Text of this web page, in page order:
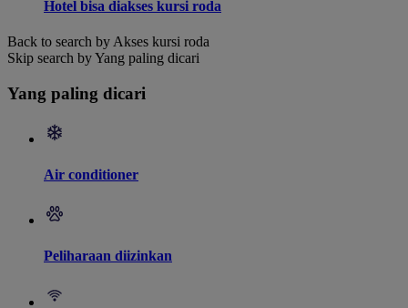
Hotel bisa diakses kursi roda
Back to search by Akses kursi roda
Skip search by Yang paling dicari
Yang paling dicari
Air conditioner
Peliharaan diizinkan